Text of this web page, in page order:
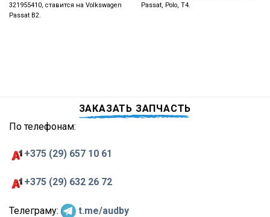
321955410, ставится на Volkswagen
Passat B2.
Passat, Polo, T4.
ЗАКАЗАТЬ ЗАПЧАСТЬ
По телефонам:
+375 (29) 657 10 61
+375 (29) 632 26 72
Телеграму: t.me/audby